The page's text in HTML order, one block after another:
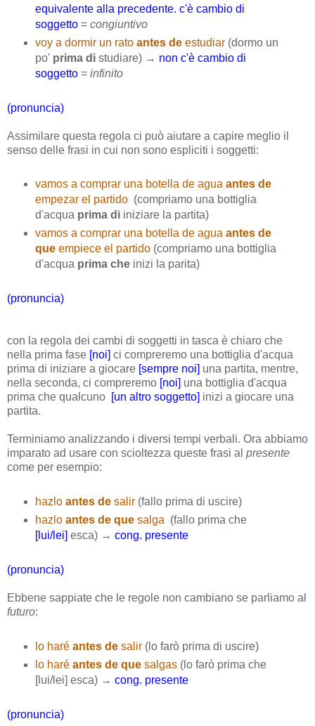
equivalente alla precedente. c'è cambio di
soggetto= congiuntivo
voy a dormir un ratoantes de estudiar(dormo un
po' prima distudiare) → non c'è cambio di
soggetto= infinito
(pronuncia)
Assimilare questa regola ci può aiutare a capire meglio il
senso delle frasi in cui non sono espliciti i soggetti:
vamos a comprar una botella de aguaantes de
empezar el partido(compriamo una bottiglia
d'acqua prima di iniziare la partita)
vamos a comprar una botella de agua antes de
queempiece el partido(compriamo una bottiglia
d'acqua prima cheinizi la parita)
(pronuncia)
con la regola dei cambi di soggetti in tasca è chiaro che
nella prima fase [noi] ci compreremo una bottiglia d'acqua
prima di iniziare a giocare [sempre noi] una partita, mentre,
nella seconda, ci compreremo [noi] una bottiglia d'acqua
prima che qualcuno [un altro soggetto] inizi a giocare una
partita.
Terminiamo analizzando i diversi tempi verbali. Ora abbiamo
imparato ad usare con scioltezza queste frasi al presente
come per esempio:
hazlo antes desalir(fallo prima di uscire)
hazlo antes de que salga (fallo prima che
[lui/lei] esca) → cong. presente
(pronuncia)
Ebbene sappiate che le regole non cambiano se parliamo al
futuro:
lo haréantes de salir(lo farò prima di uscire)
lo haré antes de quesalgas(lo farò prima che
[lui/lei] esca) → cong. presente
(pronuncia)